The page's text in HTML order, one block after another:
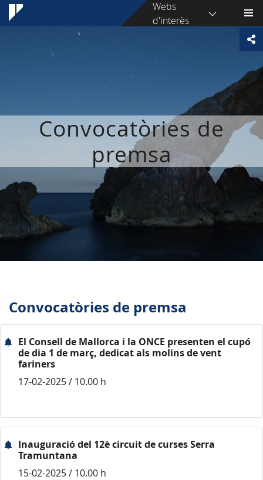
Webs
d'interès
Convocatòries de
premsa
Convocatòries de premsa
El Consell de Mallorca i la ONCE presenten el cupó
de dia 1 de març, dedicat als molins de vent
fariners
17-02-2025 / 10.00 h
Inauguració del 12è circuit de curses Serra
Tramuntana
15-02-2025 / 10.00 h